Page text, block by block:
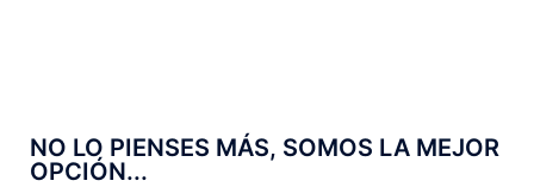
NO LO PIENSES MÁS, SOMOS LA MEJOR
OPCIÓN...